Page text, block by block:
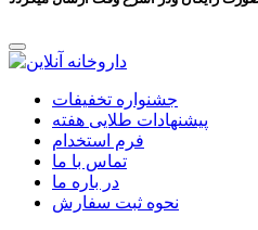
جشنواره تخفیفات
پیشنهادات طلایی هفته
فرم استخدام
تماس با ما
در باره ما
نحوه ثبت سفارش